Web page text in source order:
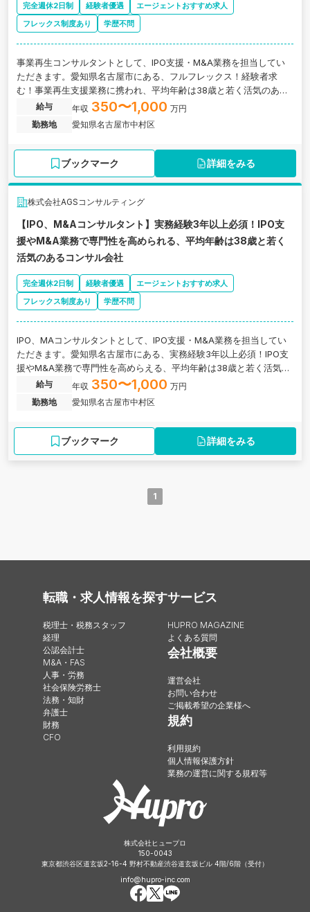
完全週休2日制 経験者優遇
エージェントおすすめ求人
フレックス制度あり
学歴不問
事業再生コンサルタントとして、IPO支援・M&A業務を担当してい
ただきます。愛知県名古屋市にある、フルフレックス！経験者求
む！事業再生支援業務に携われ、平均年齢は38歳と若く活気のある
コンサル会社の求人です。
給与 年収 350〜1,000 万円
勤務地
愛知県名古屋市中村区
ブックマーク 詳細をみる
株式会社AGSコンサルティング
【IPO、M&Aコンサルタント】実務経験3年以上必須！IPO支
援やM&A業務で専門性を高められる、平均年齢は38歳と若く
活気のあるコンサル会社
完全週休2日制 経験者優遇
エージェントおすすめ求人
フレックス制度あり
学歴不問
IPO、MAコンサルタントとして、IPO支援・M&A業務を担当してい
ただきます。愛知県名古屋市にある、実務経験3年以上必須！IPO支
援やM&A業務で専門性を高めらえる、平均年齢は38歳と若く活気の
あるコンサル会社の求人です。
給与 年収 350〜1,000 万円
勤務地
愛知県名古屋市中村区
ブックマーク 詳細をみる
1
転職・求人情報を探す
税理士・税務スタッフ
経理
公認会計士
M&A・FAS
人事・労務
社会保険労務士
法務・知財
弁護士
財務
CFO
サービス
HUPRO MAGAZINE
よくある質問
会社概要
運営会社
お問い合わせ
ご掲載希望の企業様へ
規約
利用規約
個人情報保護方針
業務の運営に関する規程等
株式会社ヒュープロ
150-0043
東京都渋谷区道玄坂2-16-4 野村不動産渋谷道玄坂ビル 4階/6階（受付）
info@hupro-inc.com